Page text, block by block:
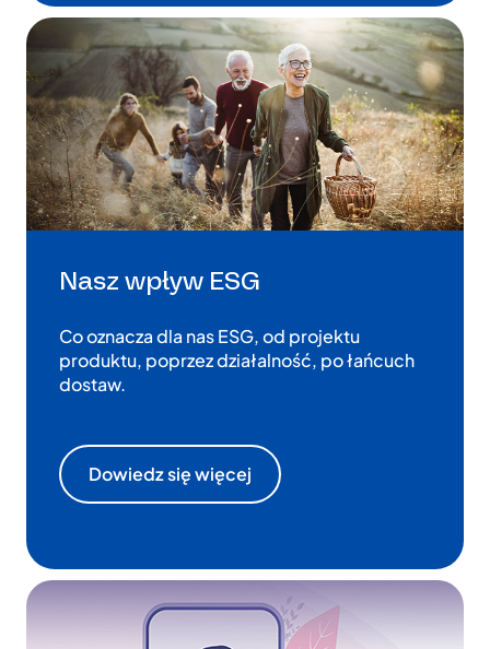
Nasz wpływ ESG
Co oznacza dla nas ESG, od projektu
produktu, poprzez działalność, po łańcuch
dostaw.
Dowiedz się więcej